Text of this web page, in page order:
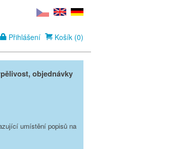
Přihlášení Košík (0)
objednávky
umístění popisů na